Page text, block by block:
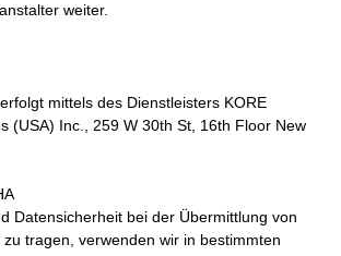
weiter.
mittels des Dienstleisters KORE
(USA) Inc., 259 W 30th St, 16th Floor New
Datensicherheit bei der Übermittlung von
tragen, verwenden wir in bestimmten